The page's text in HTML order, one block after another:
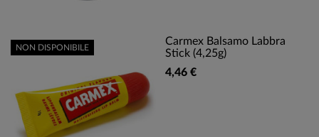
Carmex Balsamo Labbra
Stick (4,25g)
4,46 €
NON DISPONIBILE